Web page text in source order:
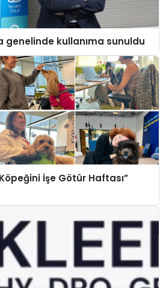
genelinde kullanıma sunuldu
İşe Götür Haftası”